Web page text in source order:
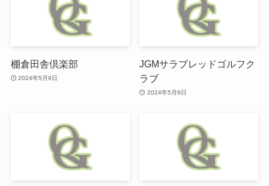
棚倉田舎倶楽部
2024年5月9日
JGMサラブレッドゴルフク
ラブ
2024年5月9日